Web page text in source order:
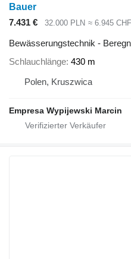
Bauer
7.431 €
32.000 PLN ≈ 6.945 CHF
Bewässerungstechnik -
Schlauchlänge 430 m
Polen, Kruszwica
Empresa Wypijewski Marcin